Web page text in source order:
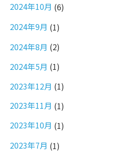
2024年10月 (6)
2024年9月 (1)
2024年8月 (2)
2024年5月 (1)
2023年12月 (1)
2023年11月 (1)
2023年10月 (1)
2023年7月 (1)